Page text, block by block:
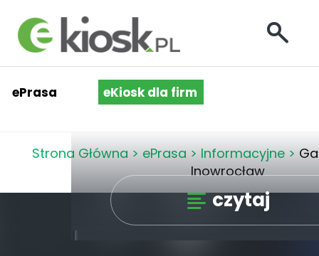
ePrasa eKiosk dla firm
Strona Główna > ePrasa > Informacyjne >
Inowrocław
czytaj